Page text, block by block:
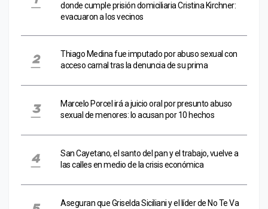
donde cumple prisión domiciliaria Cristina Kirchner:
evacuaron a los vecinos
Thiago Medina fue imputado por abuso sexual con
acceso carnal tras la denuncia de su prima
Marcelo Porcel irá a juicio oral por presunto abuso
sexual de menores: lo acusan por 10 hechos
San Cayetano, el santo del pan y el trabajo, vuelve a
las calles en medio de la crisis económica
Aseguran que Griselda Siciliani y el líder de No Te Va